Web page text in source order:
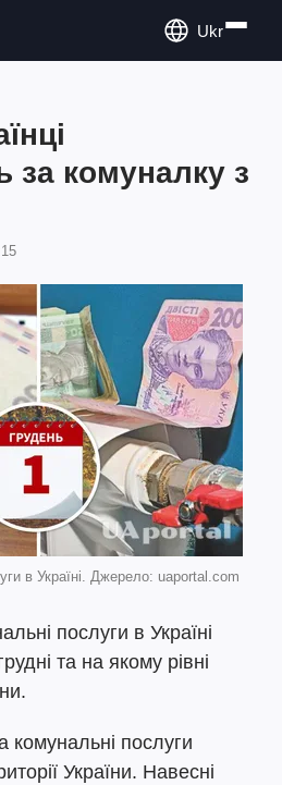
Ukr
за комуналку з
в Україні. Джерело: uaportal.com
послуги в Україні
та на якому рівні
комунальні послуги
України. Навесні